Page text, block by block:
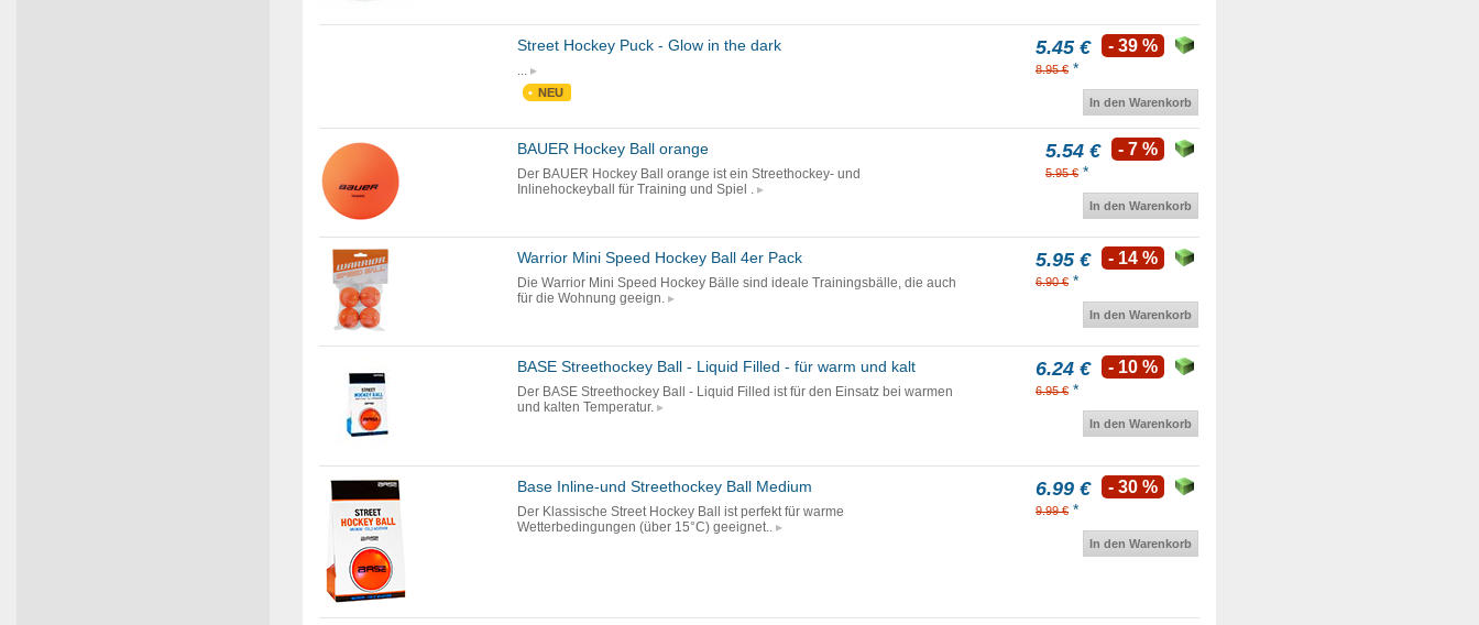
Street Hockey Puck - Glow in the dark
...
NEU
5.45 €
8.95 € *
- 39 %
In den Warenkorb
BAUER Hockey Ball orange
Der BAUER Hockey Ball orange ist ein Streethockey- und
Inlinehockeyball für Training und Spiel .
5.54 €
5.95 € *
- 7 %
In den Warenkorb
Warrior Mini Speed Hockey Ball 4er Pack
Die Warrior Mini Speed Hockey Bälle sind ideale Trainingsbälle, die auch
für die Wohnung geeign.
5.95 €
6.90 € *
- 14 %
In den Warenkorb
BASE Streethockey Ball - Liquid Filled - für warm und kalt
Der BASE Streethockey Ball - Liquid Filled ist für den Einsatz bei warmen
und kalten Temperatur.
6.24 €
6.95 € *
- 10 %
In den Warenkorb
Base Inline-und Streethockey Ball Medium
Der Klassische Street Hockey Ball ist perfekt für warme
Wetterbedingungen (über 15°C) geeignet..
6.99 €
9.99 € *
- 30 %
In den Warenkorb